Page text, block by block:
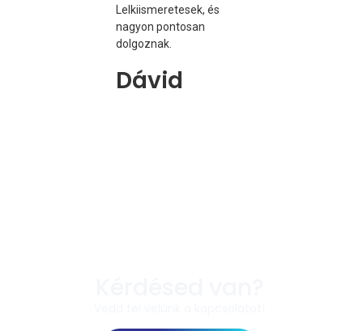
Lelkiismeretesek, és
nagyon pontosan
dolgoznak.
Dávid